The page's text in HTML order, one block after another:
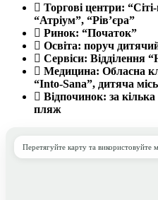
Торгові центри:
“Атріум”, “Рів’єра”
Ринок: “Початок”
Освіта: поруч
Сервіси: Відділення
Медицина: Обласна
“Into-Sana”, дитяча
Відпочинок: за
пляж
Перетягуйте карту та використовуйте